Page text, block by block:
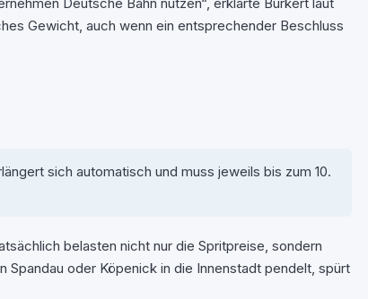
Gewicht, auch wenn ein entsprechender Beschluss
sich automatisch und muss jeweils bis zum 10.
belasten nicht nur die Spritpreise, sondern
Spandau oder Köpenick in die Innenstadt pendelt, spürt